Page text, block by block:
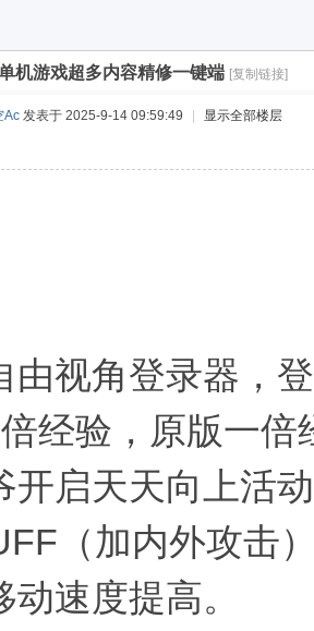
机游戏超多内容精修一键端 [复制链接]
Ac 发表于 2025-9-14 09:59:49 显示全部楼层
由视角登录器，
经验，原版一
开启天天向上活
（加内外攻击
速度提高。